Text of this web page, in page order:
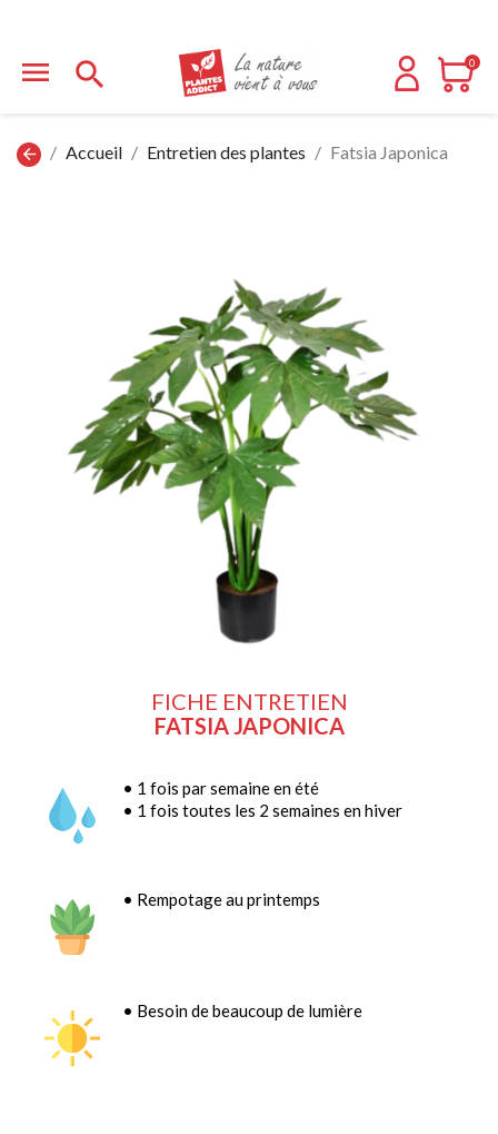
  0
arrow_back Accueil Entretien des plantes Fatsia Japonica
FICHE ENTRETIEN
FATSIA JAPONICA
• 1 fois par semaine en été
• 1 fois toutes les 2 semaines en hiver
• Rempotage au printemps
• Besoin de beaucoup de lumière